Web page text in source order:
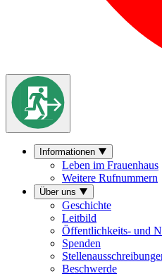
Informationen
Leben im Frauenhaus
Weitere Rufnummern
Über uns
Geschichte
Leitbild
Öffentlichkeits- und
Spenden
Beschwerde